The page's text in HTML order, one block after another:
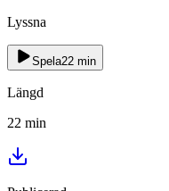
Lyssna
Spela22 min
Längd
22 min